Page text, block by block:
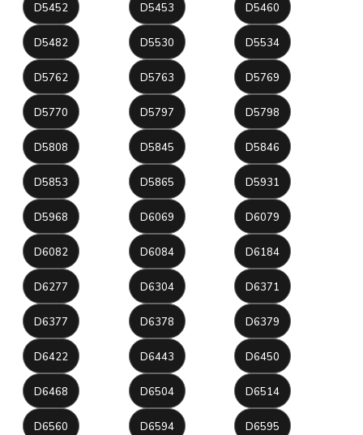
D5452 D5453 D5460
D5482 D5530 D5534
D5762 D5763 D5769
D5770 D5797 D5798
D5808 D5845 D5846
D5853 D5865 D5931
D5968 D6069 D6079
D6082 D6084 D6184
D6277 D6304 D6371
D6377 D6378 D6379
D6422 D6443 D6450
D6468 D6504 D6514
D6560 D6594 D6595